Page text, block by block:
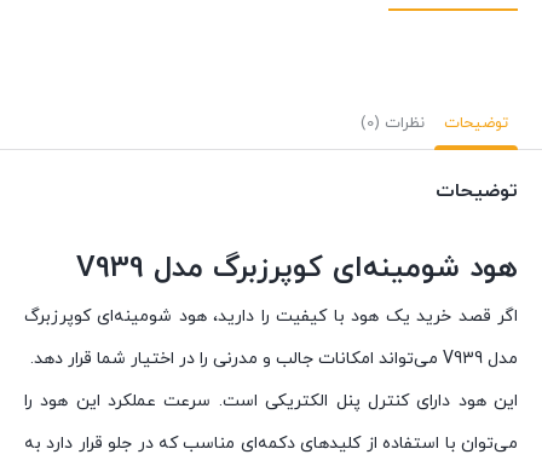
توضیحات نظرات (0)
توضیحات
هود شومینه‌ای کوپرزبرگ مدل V939
اگر قصد خرید یک هود با کیفیت را دارید، هود شومینه‌ای کوپرزبرگ
مدل V939 می‌تواند امکانات جالب و مدرنی را در اختیار شما قرار دهد.
این هود دارای کنترل پنل الکتریکی است. سرعت عملکرد این هود را
می‌توان با استفاده از کلیدهای دکمه‌ای مناسب که در جلو قرار دارد به